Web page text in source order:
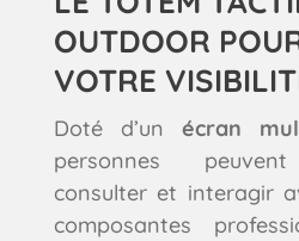
OUTDOOR
VOTRE
Doté d’un écran
personnes
consulter et interagir
composantes